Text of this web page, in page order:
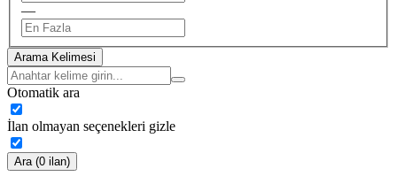
—
Arama Kelimesi
Otomatik ara
İlan olmayan seçenekleri gizle
Ara (0 ilan)